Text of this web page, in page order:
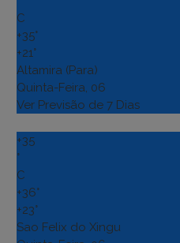
C
+35°
+21°
Altamira (Para)
Quinta-Feira, 06
Ver Previsão de 7 Dias
+35
°
C
+36°
+23°
Sao Felix do Xingu